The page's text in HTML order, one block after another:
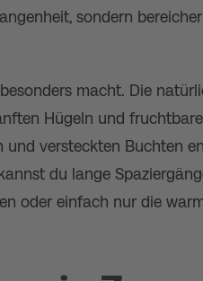
sondern
macht. Die
Hügeln und
und versteckten Buchten
du lange
oder einfach nur die